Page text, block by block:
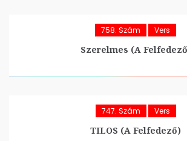
758. Szám Vers
Szerelmes (A
747. Szám Vers
TILOS (A Felfedező)